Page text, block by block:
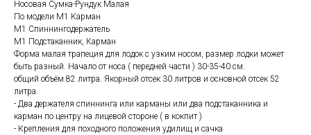
Носовая Сумка-Рундук Малая
По модели М1 Карман
М1 Спиннингодержатель
М1 Подстаканник, Карман
Форма малая трапеция для лодок с узким носом, размер лодки может
быть разный. Начало от носа ( передней части ) 30-35-40 см.
общий объём 82 литра. Якорный отсек 30 литров и основной отсек 52
литра.
- Два держателя спиннинга или карманы или два подстаканника и
карман по центру на лицевой стороне ( в кокпит )
- Крепления для походного положения удилищ и сачка